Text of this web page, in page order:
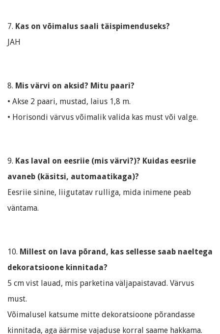
7. Kas on võimalus saali täispimenduseks?
JAH
8. Mis värvi on aksid? Mitu paari?
• Akse 2 paari, mustad, laius 1,8 m.
• Horisondi värvus võimalik valida kas must või valge.
9. Kas laval on eesriie (mis värvi?)? Kuidas eesriie
avaneb (käsitsi, automaatikaga)?
Eesriie sinine, liigutatav rulliga, mida inimene peab
väntama.
10. Millest on lava põrand, kas sellesse saab naeltega
dekoratsioone kinnitada?
5 cm vist lauad, mis parketina väljapaistavad. Värvus
must.
Võimalusel katsume mitte dekoratsioone põrandasse
kinnitada, aga äärmise vajaduse korral saame hakkama.